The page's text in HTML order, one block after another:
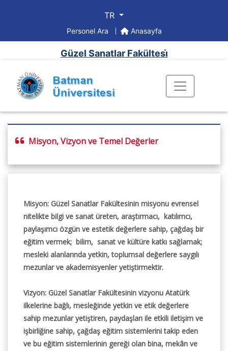
TR
Personel Ara Anasayfa
Güzel Sanatlar Fakültesi̇
Misyon, Vizyon ve Temel Değerler
Misyon: Güzel Sanatlar Fakültesinin misyonu evrensel
nitelikte bilgi ve sanat üreten, araştırmacı, katılımcı,
paylaşımcı özgün ve estetik değerlere sahip, çağdaş bir
eğitim vermek; bilim, sanat ve kültüre katkı sağlamak;
mesleki alanlarında yetkin, toplumsal değerlere saygılı
mezunlar ve akademisyenler yetiştirmektir.
Vizyon: Güzel Sanatlar Fakültesinin vizyonu Atatürk
ilkelerine bağlı, mesleğinde yetkin ve etik değerlere
sahip mezunlar yetiştiren, paydaşları ile etkili iletişim ve
işbirliğine sahip, çağdaş eğitim sistemlerini takip eden
ve bu eğitim sistemlerinin gereği olan bina, mekân ve